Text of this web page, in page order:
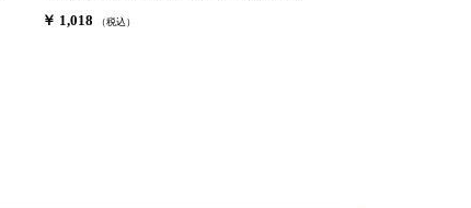
￥ 1,018
（税込）